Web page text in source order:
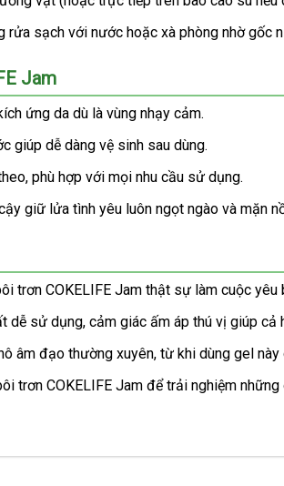
rửa sạch với nước hoặc xà phòng nhờ gốc
Jam
ứng da dù là vùng nhạy cảm.
giúp dễ dàng vệ sinh sau dùng.
phù hợp với mọi nhu cầu sử dụng.
giữ lửa tình yêu luôn ngọt ngào và mặn
trơn COKELIFE Jam thật sự làm cuộc
dễ sử dụng, cảm giác ấm áp thú vị giúp
âm đạo thường xuyên, từ khi dùng gel
trơn COKELIFE Jam để trải nghiệm